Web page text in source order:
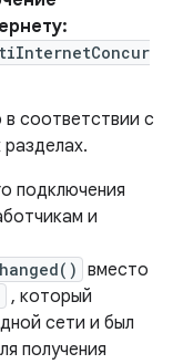
соответствии с
подключения
и
вместо
, который
сети и был
получения